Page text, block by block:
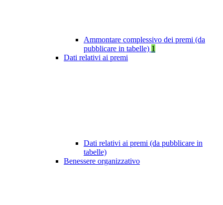
Ammontare complessivo dei premi (da
pubblicare in tabelle) 1
Dati relativi ai premi
Dati relativi ai premi (da pubblicare in
tabelle)
Benessere organizzativo